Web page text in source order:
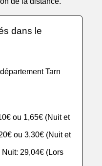
dans le
Tarn
ou 1,65€ (Nuit et
ou 3,30€ (Nuit et
29,04€ (Lors